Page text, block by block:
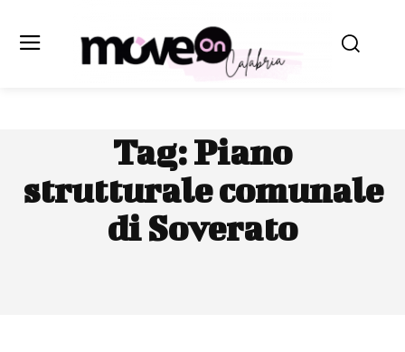
Tag:Piano
strutturale comunale
di Soverato